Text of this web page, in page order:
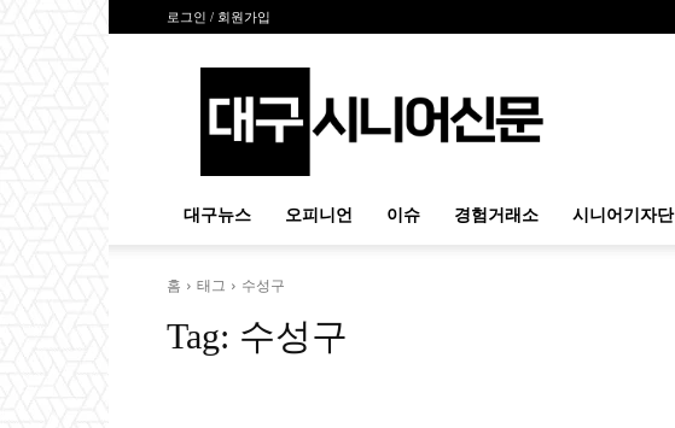
로그인 / 회원가입
시
대구뉴스 오피니언 이슈 경험거래소 시니어기자단
홈 태그 수성구
Tag: 수성구